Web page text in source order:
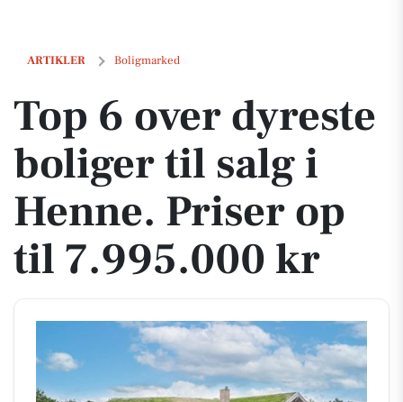
ARTIKLER Boligmarked
Top 6 over dyreste boliger til salg i Henne. Priser op til 7.995.000 kr
Top 6 over dyreste
boliger til salg i
Henne. Priser op
til 7.995.000 kr